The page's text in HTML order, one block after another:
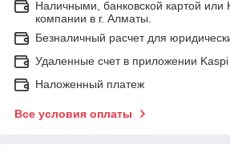
Наличными, банковской картой или
компании в г. Алматы.
Безналичный расчет для
Удаленные счет в приложении Kaspi
Наложенный платеж
Все условия оплаты